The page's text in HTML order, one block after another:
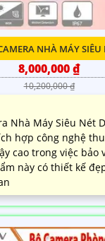
NHÀ MÁY SIÊU
8,000,000 ₫
10,200,000 ₫
Nhà Máy Siêu Nét
hợp công nghệ
cao trong việc bảo
này có thiết kế